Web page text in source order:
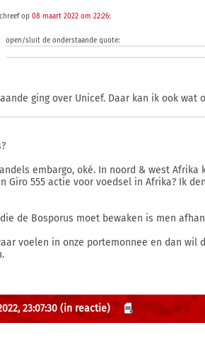
op08 maart 2022 om 22:26:
open/sluit de onderstaande quote:
ging over Unicef. Daar kan ik ook wat
embargo, oké. In noord & west
Giro 555 actie voor voedsel in Afrika? Ik
de Bosporus moet bewaken is men
voelen in onze portemonnee en dan wil
23:07:30 (in reactie)